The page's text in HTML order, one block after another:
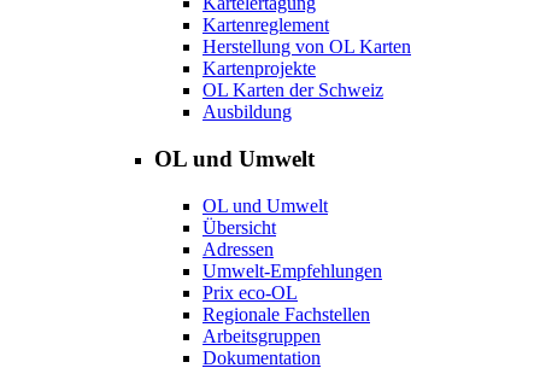
Kartenreglement
Herstellung von OL Karten
Kartenprojekte
OL Karten der Schweiz
Ausbildung
OL und Umwelt
OL und Umwelt
Übersicht
Adressen
Umwelt-Empfehlungen
Prix eco-OL
Regionale Fachstellen
Arbeitsgruppen
Dokumentation